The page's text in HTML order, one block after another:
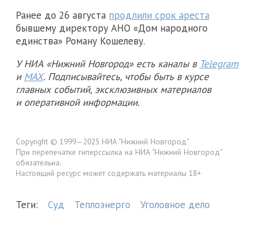
Ранее до 26 августа продлили срок ареста
бывшему директору АНО «Дом народного
единства» Роману Кошелеву.
У НИА «Нижний Новгород» есть каналы в Telegram
и MAX. Подписывайтесь, чтобы быть в курсе
главных событий, эксклюзивных материалов
и оперативной информации.
Copyright © 1999—2025 НИА "Нижний Новгород".
При перепечатке гиперссылка на НИА "Нижний Новгород"
обязательна.
Настоящий ресурс может содержать материалы 18+
Теги: Суд Теплоэнерго Уголовное дело